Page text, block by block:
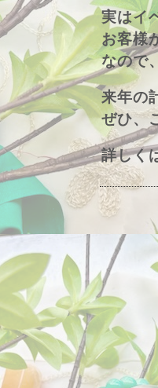
実はイ
お客様
なので
来年の
ぜひ、
詳しく